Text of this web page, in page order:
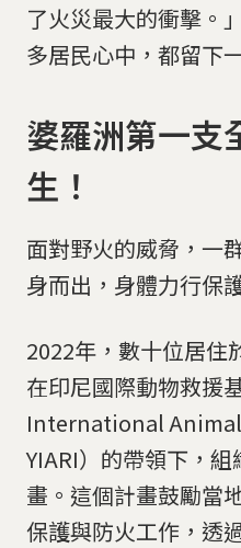
了火災最大的衝擊。
多居民心中，都留下
婆羅洲第一支
生！
面對野火的威脅，一
身而出，身體力行保
2022年，數十位居住
在印尼國際動物救援
International Animal
YIARI）的帶領下，
畫。這個計畫鼓勵當
保護與防火工作，透